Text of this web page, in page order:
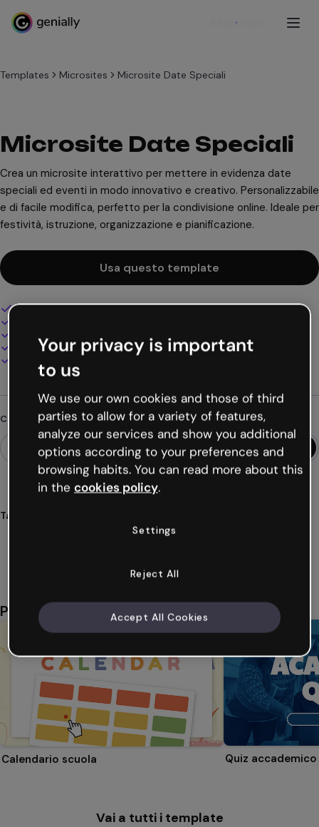
Registrati
Templates Microsites Microsite Date Speciali
Microsite Date Speciali
Crea un microsite interattivo per mettere in evidenza date
speciali ed eventi in modo innovativo e creativo. Personalizzabile
e di facile modifica, perfetto per la condivisione online. Ideale per
festività, istruzione, organizzazione e pianificazione.
Usa questo template
Design interattivo e animato
Presenta, condividi o pubblica online
Scarica in PDF, MP4 e altri formati
Cerchi qualcosa di diverso?
Tags
speciali eventi
Potrebbe piacerti anche
Calendario scuola Quiz accademico
Vai a tutti i template
Your privacy is important
to us
We use our own cookies and those of third
parties to allow for a variety of features,
analyze our services and show you additional
options according to your preferences and
browsing habits. You can read more about this
in the cookies policy.
Settings
Reject All
Accept All Cookies